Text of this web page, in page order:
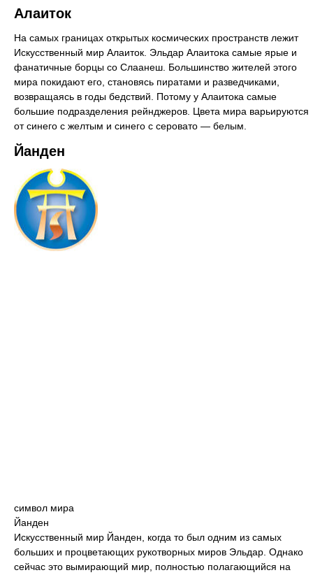
Алаиток
На самых границах открытых космических пространств лежит
Искусственный мир Алаиток. Эльдар Алаитока самые ярые и
фанатичные борцы со Слаанеш. Большинство жителей этого
мира покидают его, становясь пиратами и разведчиками,
возвращаясь в годы бедствий. Потому у Алаитока самые
большие подразделения рейнджеров. Цвета мира варьируются
от синего с желтым и синего с серовато — белым.
Йанден
символ мира
Йанден
Искусственный мир Йанден, когда то был одним из самых
больших и процветающих рукотворных миров Эльдар. Однако
сейчас это вымирающий мир, полностью полагающийся на